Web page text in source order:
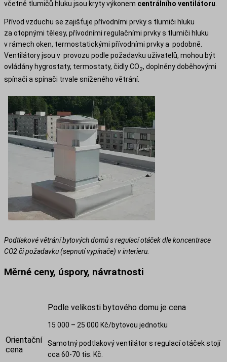
včetně tlumičů hluku jsou kryty výkonem centrálního ventilátoru.
Přívod vzduchu se zajišťuje přívodními prvky s tlumiči hluku
za otopnými tělesy, přívodními regulačními prvky s tlumiči hluku
v rámech oken, termostatickými přívodními prvky a podobně.
Ventilátory jsou v provozu podle požadavku uživatelů, mohou být
ovládány hygrostaty, termostaty, čidly CO2, doplněny doběhovými
spínači a spínači trvale sníženého větrání.
Podtlakové větrání bytových domů s regulací otáček dle koncentrace
CO2 či požadavku (sepnutí vypínače) v interieru.
Měrné ceny, úspory, návratnosti
Orientační
cena
Podle velikosti bytového domu je cena
15 000 – 25 000 Kč/bytovou jednotku
Samotný podtlakový ventilátor s regulací otáček stojí
cca 60-70 tis. Kč.